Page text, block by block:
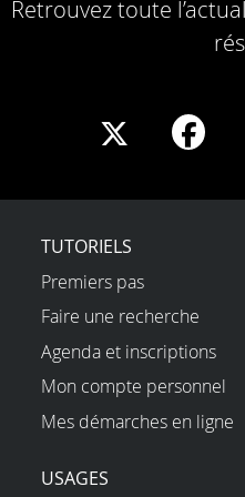
Retrouvez toute
Share
X
TUTORIELS
Premiers pas
Faire une recherche
Agenda et inscriptions
Mon compte personnel
Mes démarches en ligne
USAGES